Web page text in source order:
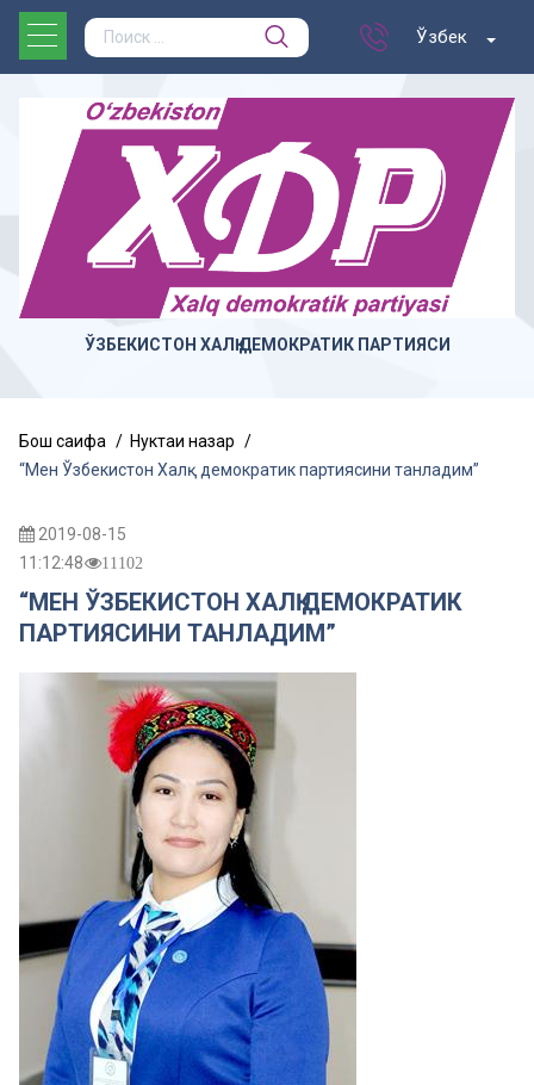
Ўзбек
ЎЗБЕКИСТОН ХАЛҚ ДЕМОКРАТИК ПАРТИЯСИ
Бош саҳифа
Нуктаи назар
“Мен Ўзбекистон Халқ демократик партиясини танладим”
2019-08-15
11:12:48
11102
“МЕН ЎЗБЕКИСТОН ХАЛҚ ДЕМОКРАТИК
ПАРТИЯСИНИ ТАНЛАДИМ”